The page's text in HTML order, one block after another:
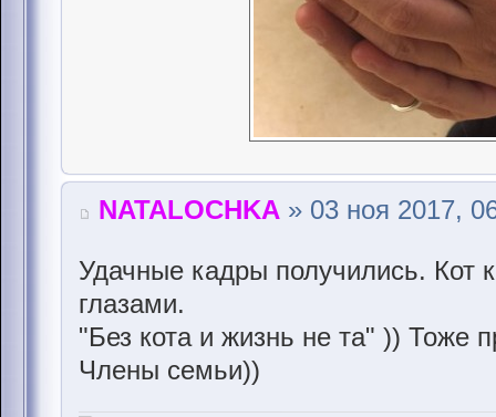
NATALOCHKA » 03 ноя 2017,
Удачные кадры получились.
глазами.
"Без кота и жизнь не та" )) Тоже
Члены семьи))